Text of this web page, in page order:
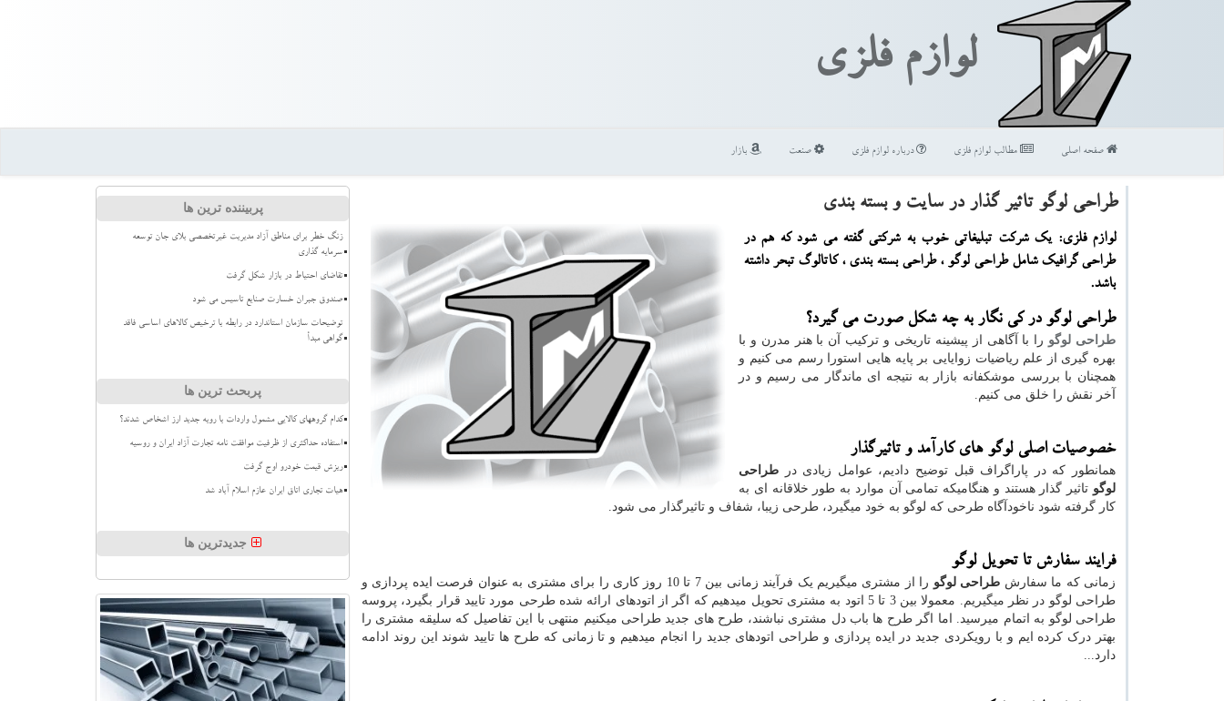
لوازم فلزی
صفحه اصلی مطالب لوازم فلزی درباره لوازم فلزی صنعت بازار
طراحی لوگو تاثیر گذار در سایت و بسته بندی
لوازم فلزی: یك شركت تبلیغاتی خوب به شركتی گفته می شود كه هم در
طراحی گرافیك شامل طراحی لوگو ، طراحی بسته بندی ، كاتالوگ تبحر داشته
باشد.
طراحی لوگو در کی نگار به چه شکل صورت می گیرد؟
طراحی لوگو را با آگاهی از پیشینه تاریخی و ترکیب آن با هنر مدرن و با
بهره گیری از علم ریاضیات زوایایی بر پایه هایی استورا رسم می کنیم و
همچنان با بررسی موشکفانه بازار به نتیجه ای ماندگار می رسیم و در
آخر نقش را خلق می کنیم.
خصوصیات اصلی لوگو های کارآمد و تاثیرگذار
همانطور که در پاراگراف قبل توضیح دادیم، عوامل زیادی در طراحی
لوگو تاثیر گذار هستند و هنگامیکه تمامی آن موارد به طور خلاقانه ای به
کار گرفته شود ناخودآگاه طرحی که لوگو به خود میگیرد، طرحی زیبا، شفاف و تاثیرگذار می شود.
فرایند سفارش تا تحویل لوگو
زمانی که ما سفارش طراحی لوگو
را از مشتری میگیریم یک فرآیند زمانی بین 7 تا 10 روز کاری را برای مشتری به عنوان فرصت ایده پردازی و
طراحی لوگو در نظر میگیریم. معمولا بین 3 تا 5 اتود به مشتری تحویل میدهیم که اگر از اتودهای ارائه شده طرحی مورد تایید قرار بگیرد، پروسه
طراحی لوگو به اتمام میرسید. اما اگر طرح ها باب دل مشتری نباشند، طرح های جدید طراحی میکنیم منتهی با این تفاصیل که سلیقه مشتری را
بهتر درک کرده ایم و با رویکردی جدید در ایده پردازی و طراحی اتودهای جدید را انجام میدهیم و تا زمانی که طرح ها تایید شوند این روند ادامه
دارد...
پربیننده ترین ها
زنگ خطر برای مناطق آزاد مدیریت غیرتخصصی بلای جان توسعه
سرمایه گذاری
تقاضای احتیاط در بازار شکل گرفت
صندوق جبران خسارت صنایع تاسیس می شود
توضیحات سازمان استاندارد در رابطه با ترخیص کالاهای اساسی فاقد
گواهی مبدأ
پربحث ترین ها
کدام گروههای کالایی مشمول واردات با رویه جدید ارز اشخاص شدند؟
استفاده حداکثری از ظرفیت موافقت نامه تجارت آزاد ایران و روسیه
ریزش قیمت خودرو اوج گرفت
هیات تجاری اتاق ایران عازم اسلام آباد شد
جدیدترین ها